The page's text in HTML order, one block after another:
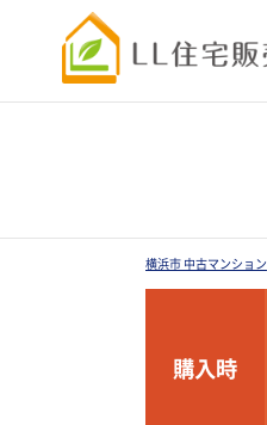
横浜市 中古マンション
購入時